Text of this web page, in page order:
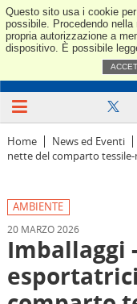
Questo sito usa i cookie
possibile. Procedendo
propria autorizzazione a
dispositivo. È possibile
Home News ed Eventi
nette del comparto
AMBIENTE
20 MARZO 2026
Imballaggi